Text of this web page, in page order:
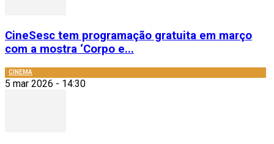
CineSesc tem programação gratuita em março
com a mostra ‘Corpo e...
CINEMA
5 mar 2026 - 14:30